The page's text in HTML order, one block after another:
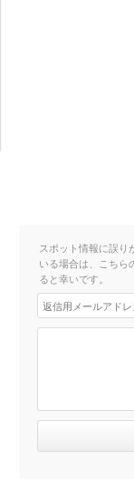
スポット情報に誤り
いる場合は、こちら
ると幸いです。